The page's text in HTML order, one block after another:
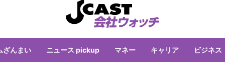
ざんまい ニュース pickup マネー キャリア ビジネス